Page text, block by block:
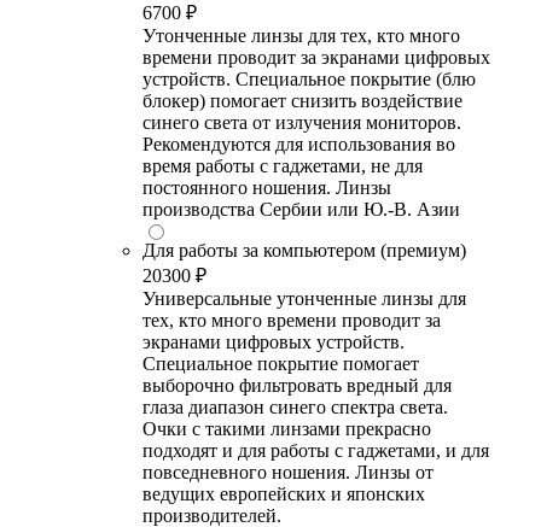
6700 ₽
Утонченные линзы для тех, кто много
времени проводит за экранами цифровых
устройств. Специальное покрытие (блю
блокер) помогает снизить воздействие
синего света от излучения мониторов.
Рекомендуются для использования во
время работы с гаджетами, не для
постоянного ношения. Линзы
производства Сербии или Ю.-В. Азии
Для работы за компьютером (премиум)
20300 ₽
Универсальные утонченные линзы для
тех, кто много времени проводит за
экранами цифровых устройств.
Специальное покрытие помогает
выборочно фильтровать вредный для
глаза диапазон синего спектра света.
Очки с такими линзами прекрасно
подходят и для работы с гаджетами, и для
повседневного ношения. Линзы от
ведущих европейских и японских
производителей.